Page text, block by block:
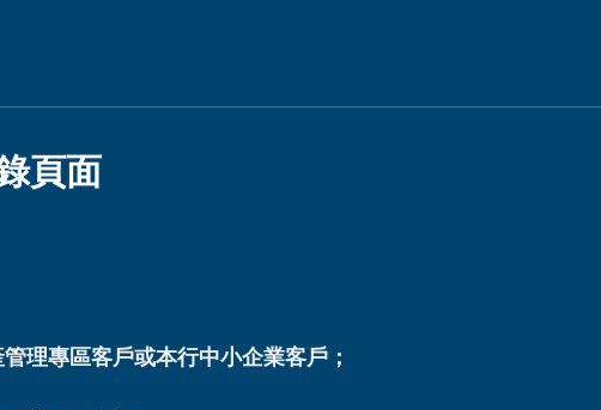
頁面
理專區客戶或本行中小企業客戶；